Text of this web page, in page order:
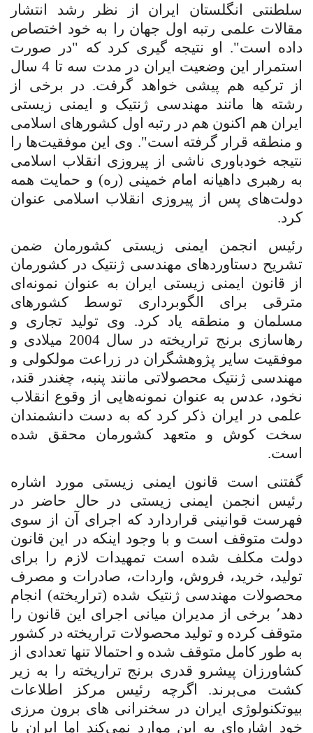
سلطنتی انگلستان ایران از نظر رشد انتشار
مقالات علمی رتبه اول جهان را به خود اختصاص
داده است". او نتیجه گیری کرد که "در صورت
استمرار این وضعیت ایران در مدت سه تا 4 سال
از ترکیه هم پیشی خواهد گرفت. در برخی از
رشته ها مانند مهندسی ژنتیک و ایمنی زیستی
ایران هم اکنون هم در رتبه اول کشورهای اسلامی
و منطقه قرار گرفته است". وی این موفقیت‌ها را
نتیجه خودباوری ناشی از پیروزی انقلاب اسلامی
به رهبری داهیانه امام خمینی (ره) و حمایت همه
دولت‌های پس از پیروزی انقلاب اسلامی عنوان
کرد.
رئیس انجمن ایمنی زیستی کشورمان ضمن
تشریح دستاوردهای مهندسی ژنتیک در کشورمان
از قانون ایمنی زیستی ایران به عنوان نمونه‌ای
مترقی برای الگوبرداری توسط کشورهای
مسلمان و منطقه یاد کرد. وی تولید تجاری و
رهاسازی برنج تراریخته در سال 2004 میلادی و
موفقیت سایر پژوهشگران در زراعت مولکولی و
مهندسی ژنتیک محصولاتی مانند پنبه، چغندر قند،
نخود، عدس به عنوان نمونه‌هایی از وقوع انقلاب
علمی در ایران ذکر کرد که به دست دانشمندان
سخت کوش و متعهد کشورمان محقق شده
است.
گفتنی است قانون ایمنی زیستی مورد اشاره
رئیس انجمن ایمنی زیستی در حال حاضر در
فهرست قوانینی قراردارد که اجرای آن از سوی
دولت متوقف است و با وجود اینکه در این قانون
دولت مکلف شده است تمهیدات لازم را برای
تولید، خرید، فروش، واردات، صادرات و مصرف
محصولات مهندسی ژنتیک شده (تراریخته) انجام
دهد٬ برخی از مدیران میانی اجرای این قانون را
متوقف کرده و تولید محصولات تراریخته در کشور
به طور کامل متوقف شده و احتمالا تنها تعدادی از
کشاورزان پیشرو قدری برنج تراریخته را به زیر
کشت می‌برند. اگرچه رئیس مرکز اطلاعات
بیوتکنولوژی ایران در سخنرانی های برون مرزی
خود اشاره‌ای به این موارد نمی‌کند اما ایران با